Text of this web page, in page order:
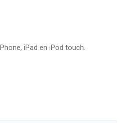
Probeer ze en ontdek of jij de
kunt verslaan.
en bereik samen de
handige beloningen op.
iPad en iPod touch.